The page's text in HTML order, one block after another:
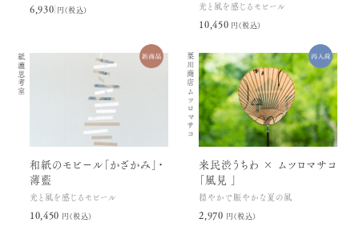
6,930円(税込) 光と風を感じるモビール
10,450円(税込)
紙漉思考室
和紙のモビール「かざかみ」・
薄藍
光と風を感じるモビール
10,450円(税込)
栗川商店
ムツロマサコ
来民渋うちわ × ムツロマサコ
「風見 」
穏やかで賑やかな夏の風
2,970円(税込)